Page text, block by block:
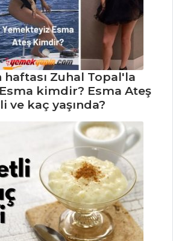
haftası Zuhal Topal'la
kimdir? Esma Ateş
ve kaç yaşında?